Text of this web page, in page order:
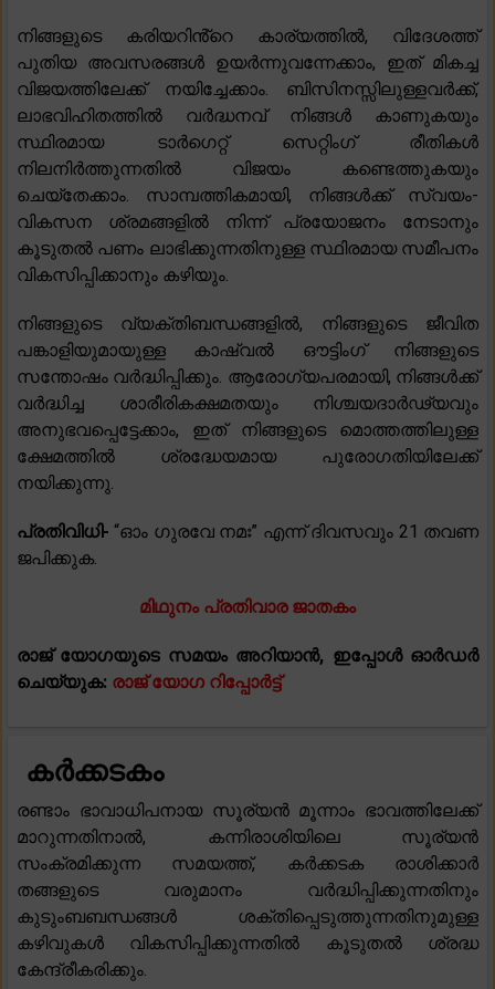
നിങ്ങളുടെ കരിയറിൻ്റെ കാര്യത്തിൽ, വിദേശത്ത്
പുതിയ അവസരങ്ങൾ ഉയർന്നുവന്നേക്കാം, ഇത് മികച്ച
വിജയത്തിലേക്ക് നയിച്ചേക്കാം. ബിസിനസ്സിലുള്ളവർക്ക്,
ലാഭവിഹിതത്തിൽ വർദ്ധനവ് നിങ്ങൾ കാണുകയും
സ്ഥിരമായ ടാർഗെറ്റ് സെറ്റിംഗ് രീതികൾ
നിലനിർത്തുന്നതിൽ വിജയം കണ്ടെത്തുകയും
ചെയ്തേക്കാം. സാമ്പത്തികമായി, നിങ്ങൾക്ക് സ്വയം-
വികസന ശ്രമങ്ങളിൽ നിന്ന് പ്രയോജനം നേടാനും
കൂടുതൽ പണം ലാഭിക്കുന്നതിനുള്ള സ്ഥിരമായ സമീപനം
വികസിപ്പിക്കാനും കഴിയും.
നിങ്ങളുടെ വ്യക്തിബന്ധങ്ങളിൽ, നിങ്ങളുടെ ജീവിത
പങ്കാളിയുമായുള്ള കാഷ്വൽ ഔട്ടിംഗ് നിങ്ങളുടെ
സന്തോഷം വർദ്ധിപ്പിക്കും. ആരോഗ്യപരമായി, നിങ്ങൾക്ക്
വർദ്ധിച്ച ശാരീരികക്ഷമതയും നിശ്ചയദാർഢ്യവും
അനുഭവപ്പെട്ടേക്കാം, ഇത് നിങ്ങളുടെ മൊത്തത്തിലുള്ള
ക്ഷേമത്തിൽ ശ്രദ്ധേയമായ പുരോഗതിയിലേക്ക്
നയിക്കുന്നു.
പ്രതിവിധി-“ഓം ഗുരവേ നമഃ” എന്ന് ദിവസവും 21 തവണ
ജപിക്കുക.
മിഥുനം പ്രതിവാര ജാതകം
രാജ് യോഗയുടെ സമയം അറിയാൻ, ഇപ്പോൾ ഓർഡർ
ചെയ്യുക: രാജ് യോഗ റിപ്പോർട്ട്
കർക്കടകം
രണ്ടാം ഭാവാധിപനായ സൂര്യൻ മൂന്നാം ഭാവത്തിലേക്ക്
മാറുന്നതിനാൽ, കന്നിരാശിയിലെ സൂര്യൻ
സംക്രമിക്കുന്ന സമയത്ത്, കർക്കടക രാശിക്കാർ
തങ്ങളുടെ വരുമാനം വർദ്ധിപ്പിക്കുന്നതിനും
കുടുംബബന്ധങ്ങൾ ശക്തിപ്പെടുത്തുന്നതിനുമുള്ള
കഴിവുകൾ വികസിപ്പിക്കുന്നതിൽ കൂടുതൽ ശ്രദ്ധ
കേന്ദ്രീകരിക്കും.